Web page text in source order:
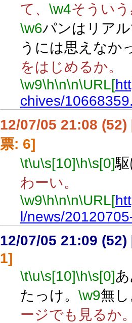
て、 \w4そうい
\w6パンはリア
うには思えなか
をはじめるか。
\w9\h\n\n\URL[
chives/
12/07/05 21:08 (52)
票: 6]
\t\u\s[10]\h\s[0]
わーい。
\w9\h\n\n\URL[
l/news/
12/07/05 21:09 (52)
1]
\t\u\s[10]\h\s[0]
たっけ。 \w9無
ージでも見るか